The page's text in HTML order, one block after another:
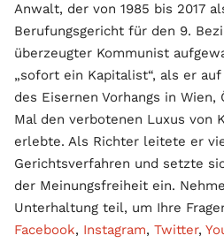
Anwalt, der von 1985 bis 2017
Berufungsgericht für den 9.
überzeugter Kommunist
„sofort ein Kapitalist“, als er
des Eisernen Vorhangs in
Mal den verbotenen Luxus von
erlebte. Als Richter leitete er
Gerichtsverfahren und setzte
der Meinungsfreiheit ein.
Unterhaltung teil, um Ihre
Facebook, Instagram, Twitter,